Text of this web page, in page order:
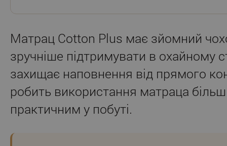
Матрац Cotton Plus має зйомний
зручніше підтримувати в охайному
захищає наповнення від прямого
робить використання матраца більш
практичним у побуті.